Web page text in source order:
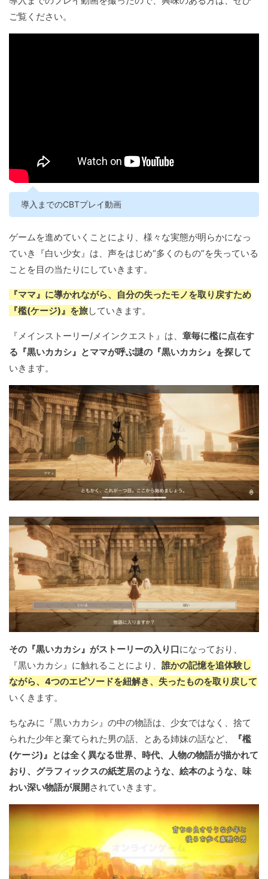
ご覧ください。
導入までのCBTプレイ動画
ゲームを進めていくことにより、様々な実態が明らかになっ
ていき『白い少女』は、声をはじめ“多くのもの”を失っている
ことを目の当たりにしていきます。
『ママ』に導かれながら、自分の失ったモノを取り戻すため
『檻(ケージ)』を旅していきます。
『メインストーリー/メインクエスト』は、 章毎に檻に点在す
る『黒いカカシ』とママが呼ぶ謎の『黒いカカシ』を探して
いきます。
その『黒いカカシ』がストーリーの入り口になっており、
『黒いカカシ』に触れることにより、 誰かの記憶を追体験し
ながら、4つのエピソードを紐解き、失ったものを取り戻して
いくきます。
ちなみに『黒いカカシ』の中の物語は、少女ではなく、捨て
られた少年と棄てられた男の話、とある姉妹の話など、
『檻
(ケージ)』とは全く異なる世界、時代、人物の物語が描かれて
おり、グラフィックスの紙芝居のような、絵本のような、味
わい深い物語が展開 されていきます。